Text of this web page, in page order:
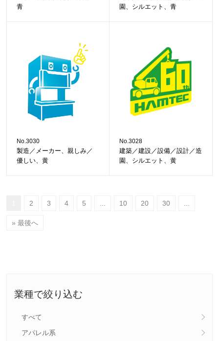
業種で絞り込む
すべて
アパレル系
青
園、シルエット、青
No.3030
製造／メーカー、親しみ／
優しい、黄
No.3028
建築／建設／設備／設計／造
園、シルエット、黄
2 3 4 5 10 20 30
» 最後へ